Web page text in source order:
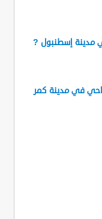
إسطنبول ?
في مدينة كمر